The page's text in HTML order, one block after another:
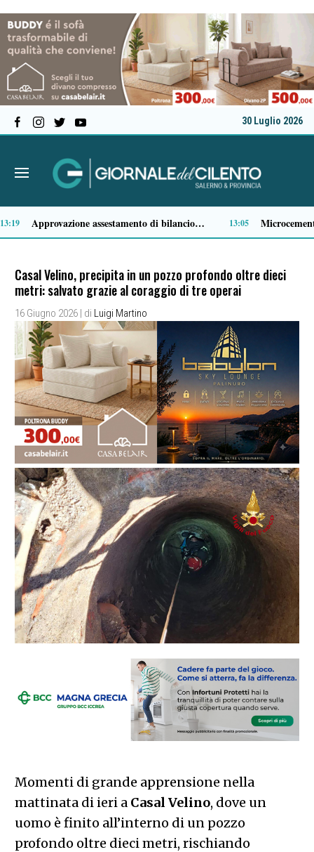
30 Luglio 2026
Comparto ittico, dalla Regione Campania 3 milioni di euro per fronteggiare il caro-gasolio 11:15
Casal Velino, precipita in un pozzo profondo oltre dieci
metri: salvato grazie al coraggio di tre operai
16 Giugno 2026 | di Luigi Martino
Momenti di grande apprensione nella
mattinata di ieri a Casal Velino, dove un
uomo è finito all’interno di un pozzo
profondo oltre dieci metri, rischiando